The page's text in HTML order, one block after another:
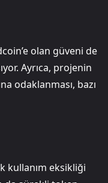
olan güveni de
Ayrıca, projenin
odaklanması, bazı
kullanım eksikliği